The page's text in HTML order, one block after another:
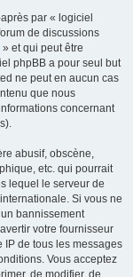
par « logiciel
de discussions
» et qui peut être
phpBB a pour seul but
ne peut en aucun cas
que nous
concernant
abusif, obscène,
etc. qui pourrait
lequel le serveur de
Si vous ne
bannissement
votre fournisseur
IP de tous les messages
Vous acceptez
de modifier, de